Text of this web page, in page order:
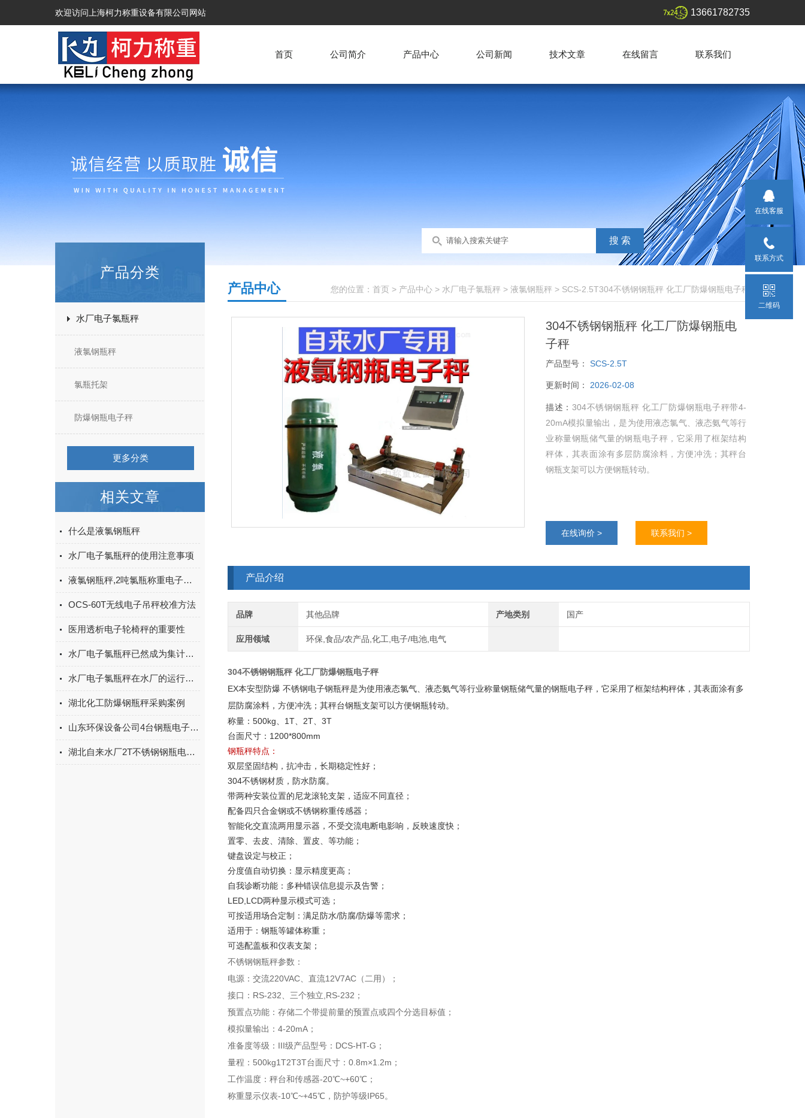
欢迎访问上海柯力称重设备有限公司网站 13661782735
首页 公司简介 产品中心 公司新闻 技术文章 在线留言 联系我们
产品分类
水厂电子氯瓶秤
液氯钢瓶秤
氯瓶托架
防爆钢瓶电子秤
更多分类
相关文章
什么是液氯钢瓶秤
水厂电子氯瓶秤的使用注意事项
液氯钢瓶秤,2吨氯瓶称重电子钢瓶秤,3吨不锈钢钢瓶秤使用注意事项
OCS-60T无线电子吊秤校准方法
医用透析电子轮椅秤的重要性
水厂电子氯瓶秤已然成为集计量、监控、分析于一体的综合管理设备
水厂电子氯瓶秤在水厂的运行和管理中发挥着重要作用
湖北化工防爆钢瓶秤采购案例
山东环保设备公司4台钢瓶电子台秤采购案例
湖北自来水厂2T不锈钢钢瓶电子秤在我司采购6台
您的位置： 首页 > 产品中心 > 水厂电子氯瓶秤 > 液氯钢瓶秤 > SCS-2.5T304不锈钢钢瓶秤 化工厂防爆钢瓶电子秤
产品中心
304不锈钢钢瓶秤 化工厂防爆钢瓶电
子秤
产品型号： SCS-2.5T
更新时间： 2026-02-08
描述： 304不锈钢钢瓶秤 化工厂防爆钢瓶电子秤带4-
20mA模拟量输出，是为使用液态氯气、液态氨气等行
业称量钢瓶储气量的钢瓶电子秤，它采用了框架结构
秤体，其表面涂有多层防腐涂料，方便冲洗；其秤台
钢瓶支架可以方便钢瓶转动。
在线询价 > 联系我们 >
产品介绍
品牌 其他品牌 产地类别 国产
应用领域 环保,食品/农产品,化工,电子/电池,电气
304不锈钢钢瓶秤 化工厂防爆钢瓶电子秤
EX本安型防爆 不锈钢电子钢瓶秤是为使用液态氯气、液态氨气等行业称量钢瓶储气量的钢瓶电子秤，它采用了框架结构秤体，其表面涂有多
层防腐涂料，方便冲洗；其秤台钢瓶支架可以方便钢瓶转动。
称量：500kg、1T、2T、3T
台面尺寸：1200*800mm
钢瓶秤特点：
双层坚固结构，抗冲击，长期稳定性好；
304不锈钢材质，防水防腐。
带两种安装位置的尼龙滚轮支架，适应不同直径；
配备四只合金钢或不锈钢称重传感器；
智能化交直流两用显示器，不受交流电断电影响，反映速度快；
置零、去皮、清除、置皮、等功能；
键盘设定与校正；
分度值自动切换：显示精度更高；
自我诊断功能：多种错误信息提示及告警；
LED,LCD两种显示模式可选；
可按适用场合定制：满足防水/防腐/防爆等需求；
适用于：钢瓶等罐体称重；
可选配盖板和仪表支架；
不锈钢钢瓶秤参数：
电源：交流220VAC、直流12V7AC（二用）；
接口：RS-232、三个独立,RS-232；
预置点功能：存储二个带提前量的预置点或四个分选目标值；
模拟量输出：4-20mA；
准备度等级：III级产品型号：DCS-HT-G；
量程：500kg1T2T3T台面尺寸：0.8m×1.2m；
工作温度：秤台和传感器-20℃~+60℃；
称重显示仪表-10℃~+45℃，防护等级IP65。
在线客服
联系方式
二维码